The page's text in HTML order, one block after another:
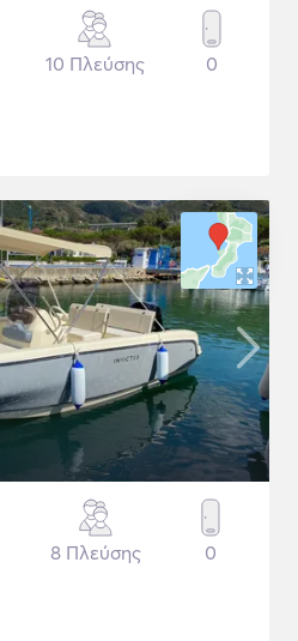
10 Πλεύσης 0
8 Πλεύσης 0